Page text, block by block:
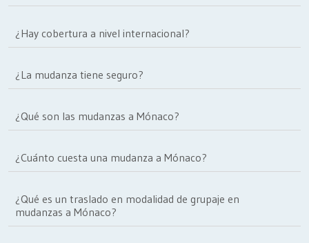
¿Hay cobertura a nivel internacional?
¿La mudanza tiene seguro?
¿Qué son las mudanzas a Mónaco?
¿Cuánto cuesta una mudanza a Mónaco?
¿Qué es un traslado en modalidad de grupaje en
mudanzas a Mónaco?